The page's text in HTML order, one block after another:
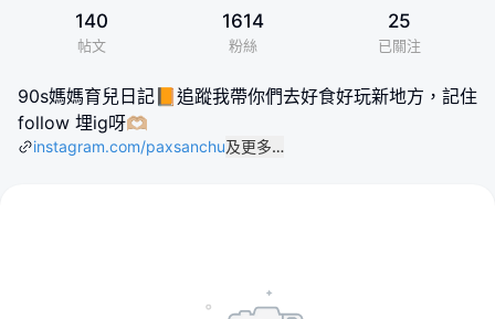
140
帖文
1614
粉絲
25
已關注
90s媽媽育兒日記📙追蹤我帶你們去好食好玩新地方，記住
follow 埋ig呀🫶🏼
instagram.com/paxsanchu及更多…